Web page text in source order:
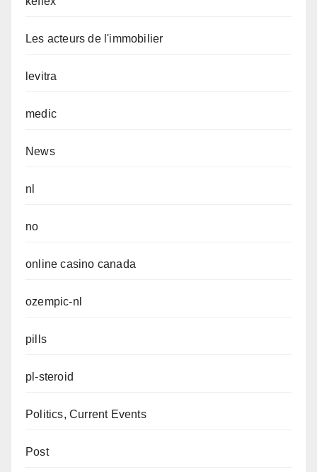
Les acteurs de l'immobilier
levitra
medic
News
nl
no
online casino canada
ozempic-nl
pills
pl-steroid
Politics, Current Events
Post